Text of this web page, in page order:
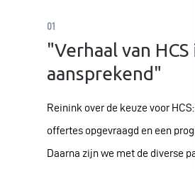
01
"Verhaal van
aansprekend"
Reinink over de keuze voor
offertes opgevraagd en een
Daarna zijn we met de diverse